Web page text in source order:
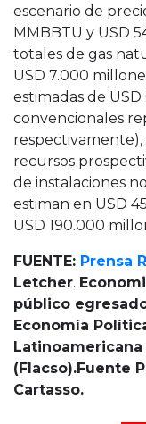
escenario de
MMBBTU y USD
totales de gas
USD 7.000
estimadas de
convencionales
recursos
de instalaciones
estiman en USD
USD 190.000
FUENTE: Prensa
Letcher.
público
Economía
(Flacso).Fuente
Cartasso.